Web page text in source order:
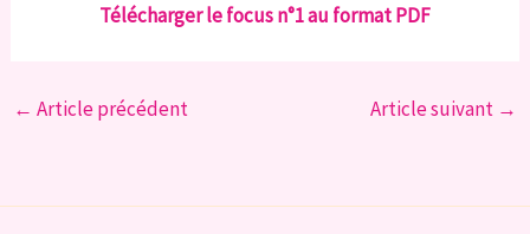
Télécharger le focus n°1 au format PDF
← Article précédent Article suivant →